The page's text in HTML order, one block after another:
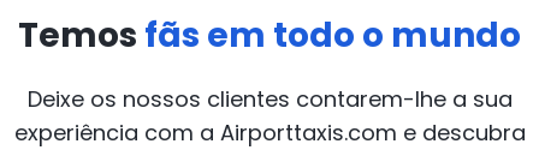
Temos fãs em todo o mundo
Deixe os nossos clientes contarem-lhe a sua
experiência com a Airporttaxis.com e descubra